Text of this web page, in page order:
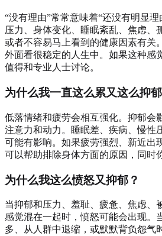
“没有理由”常常意味着“还没有明显
压力、身体变化、睡眠紊乱、焦虑、
或者不容易马上看到的健康因素有关
外面看很稳定的人生中。如果这种感
值得和专业人士讨论。
为什么我一直这么累又这么抑
低落情绪和疲劳会相互强化。抑郁会
注意力和动力。睡眠差、疾病、慢性
可能有影响。如果疲劳强烈、新近出
可以帮助排除身体方面的原因，同时
为什么我这么愤怒又抑郁？
当抑郁和压力、羞耻、疲惫、焦虑、
感觉混在一起时，愤怒可能会出现。
多、从人群中退缩，或默默背负怨气